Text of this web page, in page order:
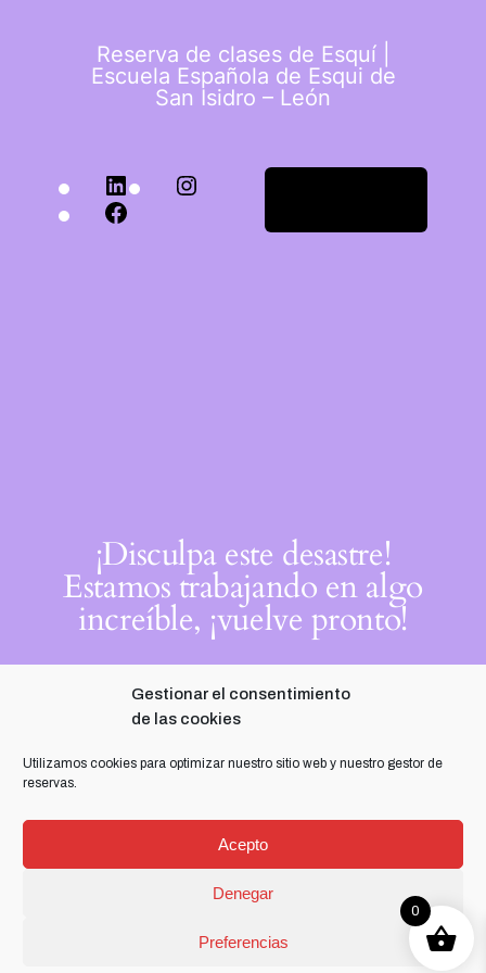
Gestionar el consentimiento
de las cookies
Utilizamos cookies para optimizar nuestro sitio web y nuestro gestor de
reservas.
Acepto
Denegar
Preferencias
Reserva de clases de Esquí |
Escuela Española de Esqui de
San Isidro – León
¡Disculpa este desastre!
Estamos trabajando en algo
increíble, ¡vuelve pronto!
0